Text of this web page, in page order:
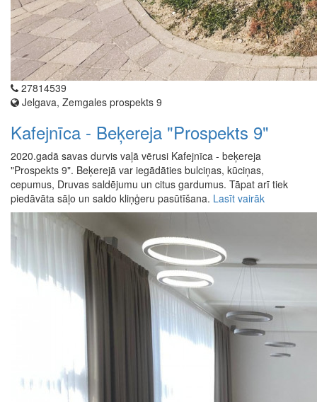
27814539
Jelgava, Zemgales prospekts 9
Kafejnīca - Beķereja "Prospekts 9"
2020.gadā savas durvis vaļā vērusi Kafejnīca - beķereja
"Prospekts 9". Beķerejā var iegādāties bulciņas, kūciņas,
cepumus, Druvas saldējumu un citus gardumus. Tāpat arī tiek
piedāvāta sāļo un saldo kliņģeru pasūtīšana. Lasīt vairāk